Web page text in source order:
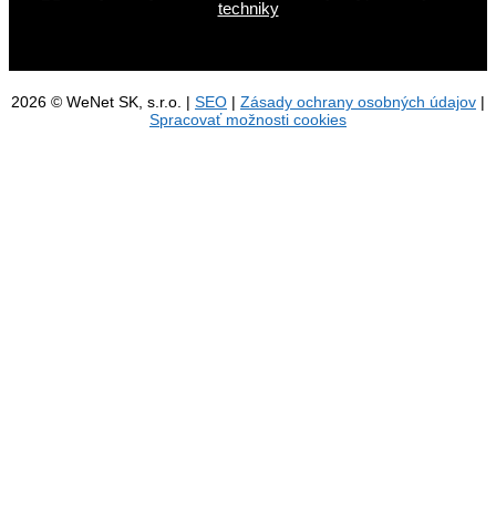
2026 © WeNet SK, s.r.o. | SEO | Zásady ochrany osobných údajov |
Spracovať možnosti cookies